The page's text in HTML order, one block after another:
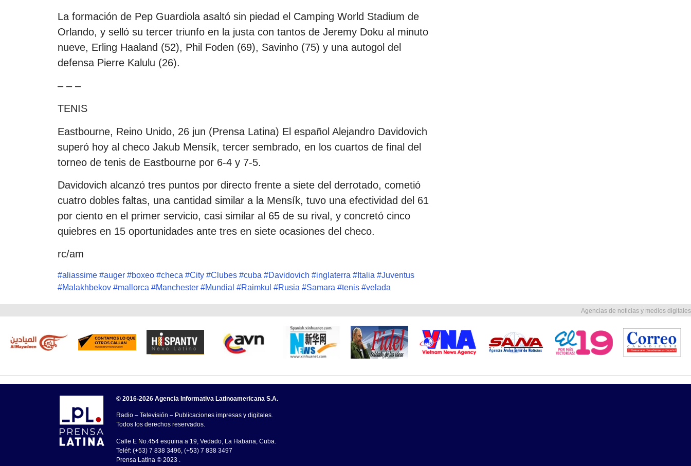
La formación de Pep Guardiola asaltó sin piedad el Camping World Stadium de
Orlando, y selló su tercer triunfo en la justa con tantos de Jeremy Doku al minuto
nueve, Erling Haaland (52), Phil Foden (69), Savinho (75) y una autogol del
defensa Pierre Kalulu (26).
– – –
TENIS
Eastbourne, Reino Unido, 26 jun (Prensa Latina) El español Alejandro Davidovich
superó hoy al checo Jakub Mensík, tercer sembrado, en los cuartos de final del
torneo de tenis de Eastbourne por 6-4 y 7-5.
Davidovich alcanzó tres puntos por directo frente a siete del derrotado, cometió
cuatro dobles faltas, una cantidad similar a la Mensík, tuvo una efectividad del 61
por ciento en el primer servicio, casi similar al 65 de su rival, y concretó cinco
quiebres en 15 oportunidades ante tres en siete ocasiones del checo.
rc/am
#aliassime #auger #boxeo #checa #City #Clubes #cuba #Davidovich #inglaterra # Italia #Juventus
#Malakhbekov #mallorca #Manchester #Mundial #Raimkul #Rusia #Samara #tenis #velada
Agencias de noticias y medios digitales
© 2016-2026 Agencia Informativa Latinoamericana S.A.
Radio – Televisión – Publicaciones impresas y digitales.
Todos los derechos reservados.
Calle E No.454 esquina a 19, Vedado, La Habana, Cuba.
Teléf: (+53) 7 838 3496, (+53) 7 838 3497
Prensa Latina © 2023 .